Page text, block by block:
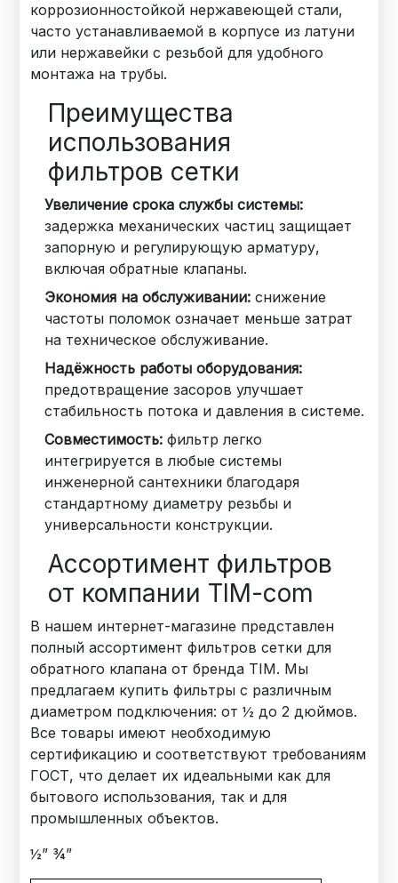
коррозионностойкой нержавеющей стали,
часто устанавливаемой в корпусе из латуни
или нержавейки с резьбой для удобного
монтажа на трубы.
Преимущества
использования
фильтров сетки
Увеличение срока службы системы:
задержка механических частиц защищает
запорную и регулирующую арматуру,
включая обратные клапаны.
Экономия на обслуживании: снижение
частоты поломок означает меньше затрат
на техническое обслуживание.
Надёжность работы оборудования:
предотвращение засоров улучшает
стабильность потока и давления в системе.
Совместимость: фильтр легко
интегрируется в любые системы
инженерной сантехники благодаря
стандартному диаметру резьбы и
универсальности конструкции.
Ассортимент фильтров
от компании TIM-com
В нашем интернет-магазине представлен
полный ассортимент фильтров сетки для
обратного клапана от бренда TIM. Мы
предлагаем купить фильтры с различным
диаметром подключения: от ½ до 2 дюймов.
Все товары имеют необходимую
сертификацию и соответствуют требованиям
ГОСТ, что делает их идеальными как для
бытового использования, так и для
промышленных объектов.
½” ¾”